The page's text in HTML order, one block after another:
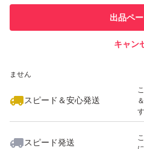
へ進化。
肌表面をやわらかくほぐすこ
極限まで摩擦を抑えるために
8種の美容オイルで素肌の透
濡れた手でも使える。W洗顔
ません
スピード＆安心発送
す
スピード発送
出品ペ
キャン